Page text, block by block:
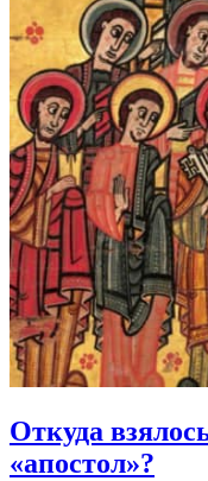
Откуда
«апостол»?